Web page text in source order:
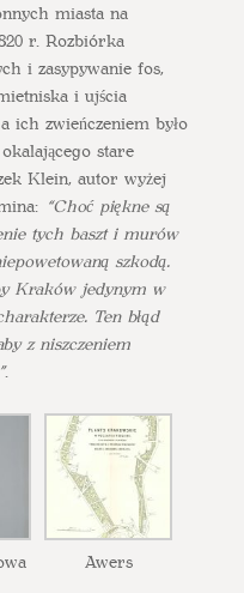
miasta na
r. Rozbiórka
i zasypywanie fos,
i ujścia
ich zwieńczeniem było
stare
Klein, autor wyżej
“Choć piękne są
tych baszt i murów
szkodą.
Kraków jedynym w
Ten błąd
z niszczeniem
.
Awers